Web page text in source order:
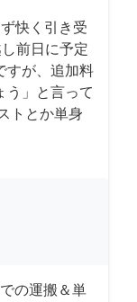
快く引き受
前日に予定
すが、追加料
う」と言って
トとか単身
の運搬＆単